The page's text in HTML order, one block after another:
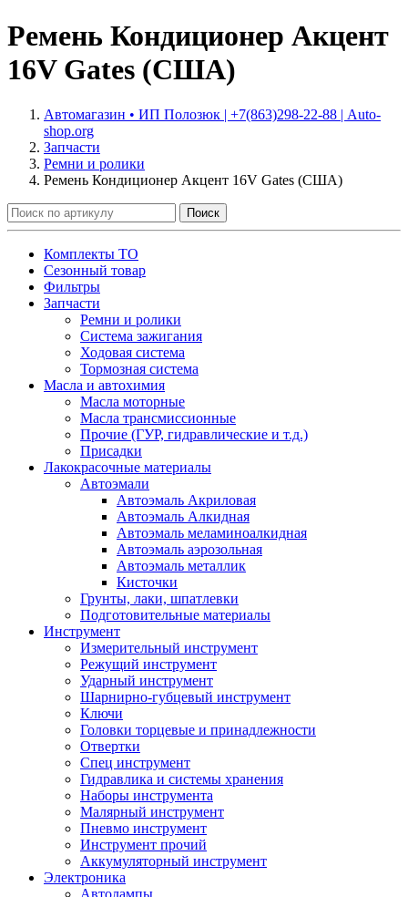
Ремень Кондиционер Акцент
16V Gates (США)
Автомагазин • ИП Полозюк | +7(863)298-22-88 | Auto-
shop.org
Запчасти
Ремни и ролики
Ремень Кондиционер Акцент 16V Gates (США)
Поиск
Комплекты ТО
Сезонный товар
Фильтры
Запчасти
Ремни и ролики
Система зажигания
Ходовая система
Тормозная система
Масла и автохимия
Масла моторные
Масла трансмиссионные
Прочие (ГУР, гидравлические и т.д.)
Присадки
Лакокрасочные материалы
Автоэмали
Автоэмаль Акриловая
Автоэмаль Алкидная
Автоэмаль меламиноалкидная
Автоэмаль аэрозольная
Автоэмаль металлик
Кисточки
Грунты, лаки, шпатлевки
Подготовительные материалы
Инструмент
Измерительный инструмент
Режущий инструмент
Ударный инструмент
Шарнирно-губцевый инструмент
Ключи
Головки торцевые и принадлежности
Отвертки
Спец инструмент
Гидравлика и системы хранения
Наборы инструмента
Малярный инструмент
Пневмо инструмент
Инструмент прочий
Аккумуляторный инструмент
Электроника
Автолампы